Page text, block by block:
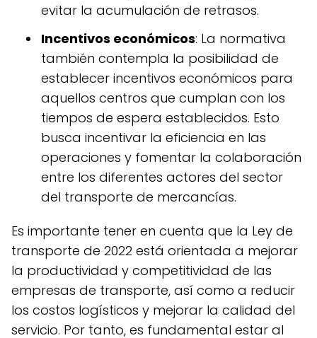
evitar la acumulación de retrasos.
Incentivos económicos: La normativa
también contempla la posibilidad de
establecer incentivos económicos para
aquellos centros que cumplan con los
tiempos de espera establecidos. Esto
busca incentivar la eficiencia en las
operaciones y fomentar la colaboración
entre los diferentes actores del sector
del transporte de mercancías.
Es importante tener en cuenta que la Ley de
transporte de 2022 está orientada a mejorar
la productividad y competitividad de las
empresas de transporte, así como a reducir
los costos logísticos y mejorar la calidad del
servicio. Por tanto, es fundamental estar al